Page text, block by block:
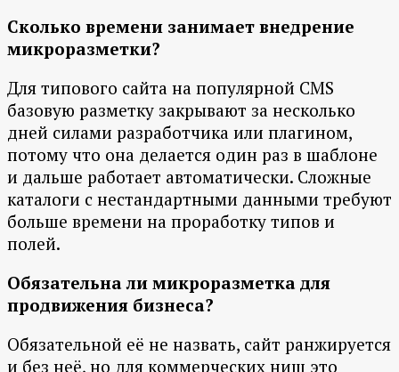
Сколько времени занимает внедрение
микроразметки?
Для типового сайта на популярной CMS
базовую разметку закрывают за несколько
дней силами разработчика или плагином,
потому что она делается один раз в шаблоне
и дальше работает автоматически. Сложные
каталоги с нестандартными данными требуют
больше времени на проработку типов и
полей.
Обязательна ли микроразметка для
продвижения бизнеса?
Обязательной её не назвать, сайт ранжируется
и без неё, но для коммерческих ниш это